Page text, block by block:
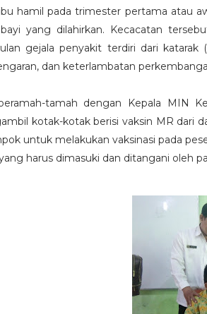
hamil pada trimester pertama atau
yang dilahirkan. Kecacatan
gejala penyakit terdiri dari
dan keterlambatan
tamah dengan Kepala MIN
kotak-kotak berisi vaksin MR dari
untuk melakukan vaksinasi pada
harus dimasuki dan ditangani oleh